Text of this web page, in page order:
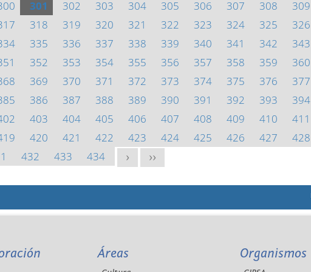
301 302 303 304 305 306 307 308
309
318 319 320 321 322 323 324 325
326
335 336 337 338 339 340 341 342
343
352 353 354 355 356 357 358 359
360
369 370 371 372 373 374 375 376
377
386 387 388 389 390 391 392 393
394
403 404 405 406 407 408 409 410
411
420 421 422 423 424 425 426 427
428
432 433 434 > >>
Áreas Organismos